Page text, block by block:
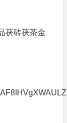
茯砖茯茶金